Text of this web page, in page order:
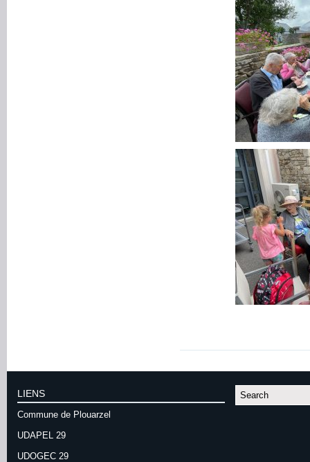
LIENS
Commune de Plouarzel
UDAPEL 29
UDOGEC 29